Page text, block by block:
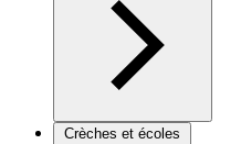
Crèches et écoles